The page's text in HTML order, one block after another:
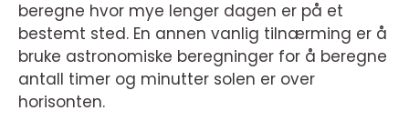
beregne hvor mye lenger dagen er på et
bestemt sted. En annen vanlig tilnærming er å
bruke astronomiske beregninger for å beregne
antall timer og minutter solen er over
horisonten.